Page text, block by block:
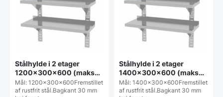
Stålhylde i 2 etager
1200x300x600 (maks
25 kg pr hylde), Hendi
Mål: 1200x300x600Fremstillet
af rustfrit stål.Bagkant 30 mm
Stålhylde i 2 etager
1400x300x600 (maks
25 kg pr hylde), Hendi
Mål: 1400x300x600Fremstillet
af rustfrit stål.Bagkant 30 mm